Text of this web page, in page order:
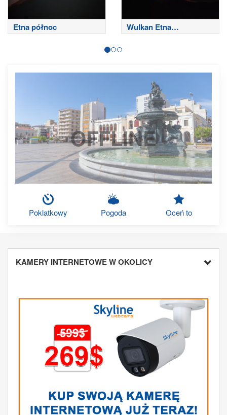
Etna północ
Wulkan Etna
południowo-wschodni
OFFLINE
Poklatkowy Pogoda Oceń to
KAMERY INTERNETOWE W OKOLICY